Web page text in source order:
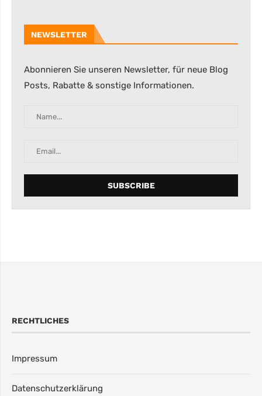
NEWSLETTER
Abonnieren Sie unseren Newsletter, für neue Blog
Posts, Rabatte & sonstige Informationen.
RECHTLICHES
Impressum
Datenschutzerklärung